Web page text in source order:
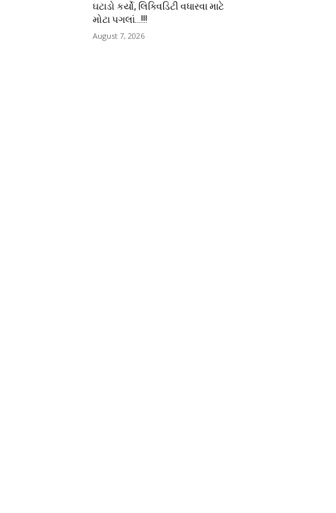
ઘટાડો કર્યો, લિક્વિડિટી વધારવા માટે
મોટા પગલાં…!!!
August 7, 2026